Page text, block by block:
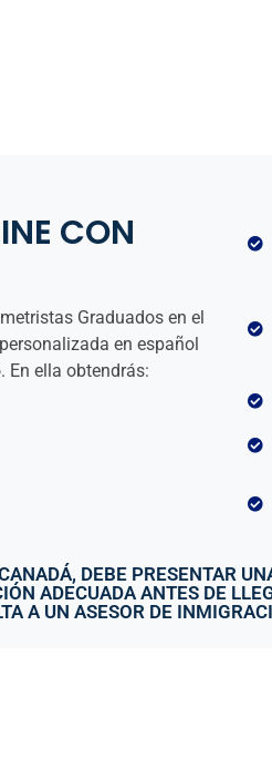
CON
Graduados en el
en español
En ella obtendrás:
DEBE PRESENTAR
ADECUADA ANTES DE
A UN ASESOR DE